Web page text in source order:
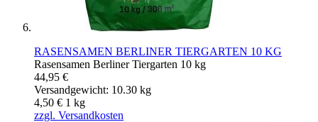
RASENSAMEN BERLINER TIERGARTEN 10 KG
Rasensamen Berliner Tiergarten 10 kg
44,95 €
Versandgewicht: 10.30 kg
4,50 € 1 kg
zzgl. Versandkosten